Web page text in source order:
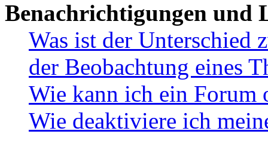
Benachrichtigungen und
Was ist der Unterschied
der Beobachtung eines
Wie kann ich ein Forum
Wie deaktiviere ich